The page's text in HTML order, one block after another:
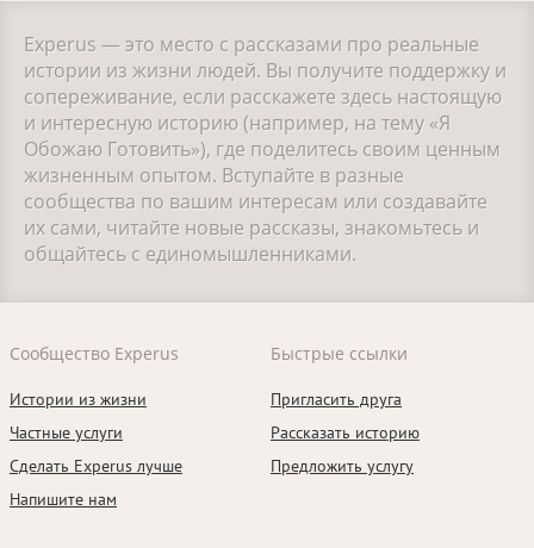
Experus — это место с рассказами про реальные
истории из жизни людей. Вы получите поддержку и
сопереживание, если расскажете здесь настоящую
и интересную историю (например, на тему «Я
Обожаю Готовить»), где поделитесь своим ценным
жизненным опытом. Вступайте в разные
сообщества по вашим интересам или создавайте
их сами, читайте новые рассказы, знакомьтесь и
общайтесь с единомышленниками.
Сообщество Experus
Истории из жизни
Частные услуги
Сделать Experus лучше
Напишите нам
Быстрые ссылки
Пригласить друга
Рассказать историю
Предложить услугу